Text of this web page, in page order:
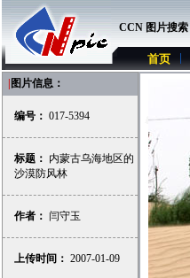
CCN 图片搜索
首页
图片信息：
编号： 017-5394
标题： 内蒙古乌海地区的
沙漠防风林
作者： 闫守玉
上传时间： 2007-01-09